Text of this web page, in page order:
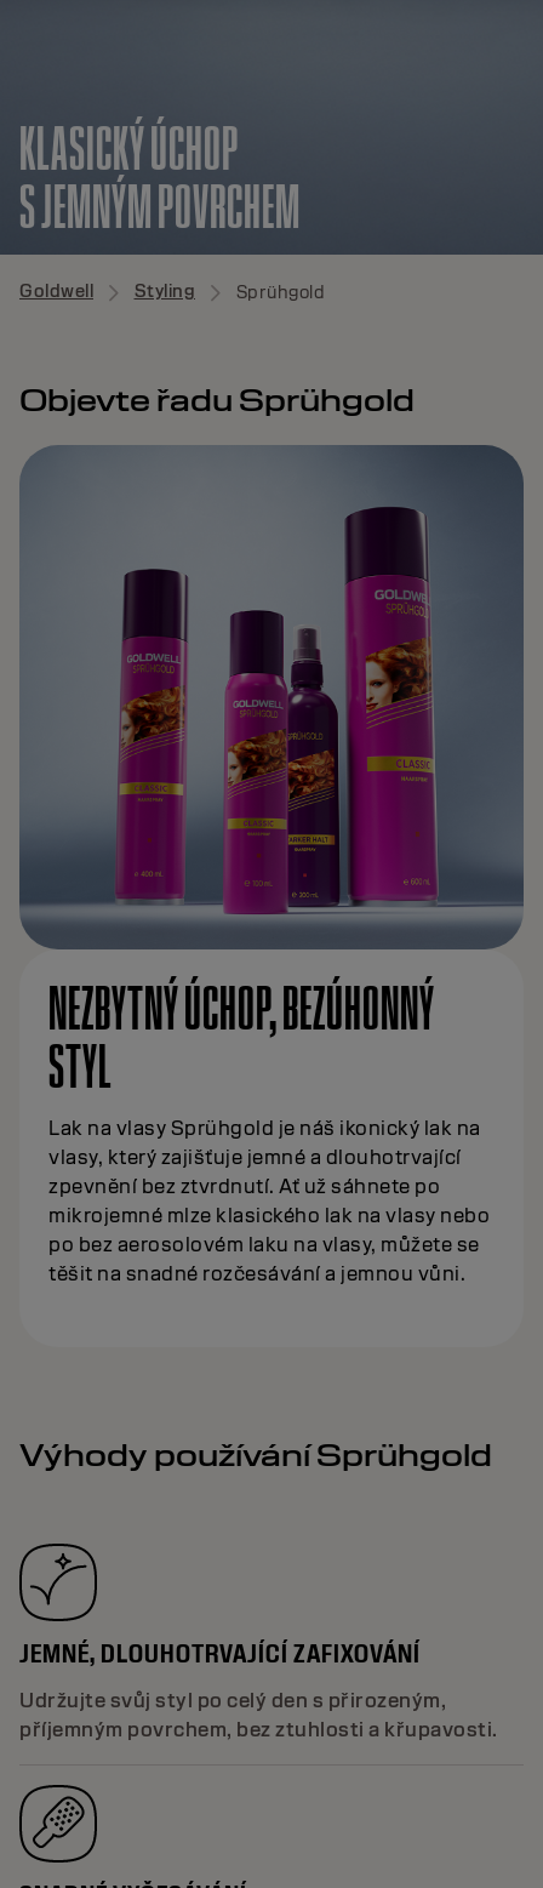
KLASICKÝ ÚCHOP
S JEMNÝM POVRCHEM
Goldwell Styling Sprühgold
Objevte řadu Sprühgold
NEZBYTNÝ ÚCHOP, BEZÚHONNÝ
STYL
Lak na vlasy Sprühgold je náš ikonický lak na
vlasy, který zajišťuje jemné a dlouhotrvající
zpevnění bez ztvrdnutí. Ať už sáhnete po
mikrojemné mlze klasického lak na vlasy nebo
po bez aerosolovém laku na vlasy, můžete se
těšit na snadné rozčesávání a jemnou vůni.
Výhody používání Sprühgold
JEMNÉ, DLOUHOTRVAJÍCÍ ZAFIXOVÁNÍ
Udržujte svůj styl po celý den s přirozeným,
příjemným povrchem, bez ztuhlosti a křupavosti.